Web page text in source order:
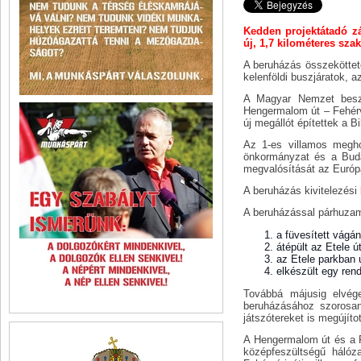
Kedden projektátadó
új, 1,7 kilométeres
A beruházás
kelenföldi buszjáratok,
A Magyar Nemzet
Hengermalom út –
új megállót építettek a
Az 1-es villamos
önkormányzat és a
megvalósítását az
A beruházás
A beruházással
a füvesített
átépült az Etele
az Etele parkban
elkészült egy
Továbbá májusig
beruházásához
játszótereket is
A Hengermalom út és a
középfeszültségű